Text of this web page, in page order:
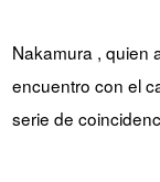
Nakamura , quien
encuentro con el
serie de